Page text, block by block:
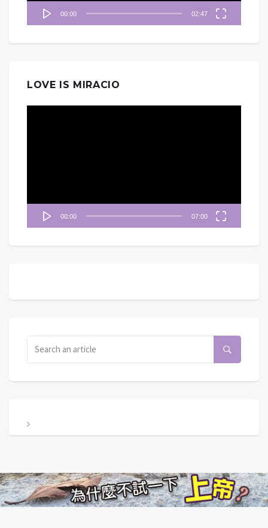
00:00 02:47
LOVE IS MIRACIO
00:00 07:00